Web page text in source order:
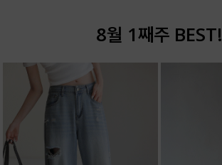
8월 1째주 BEST!